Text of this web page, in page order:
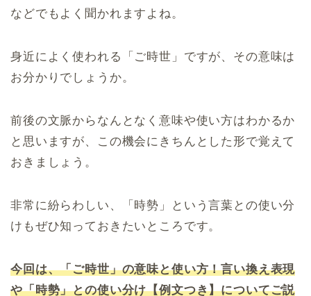
などでもよく聞かれますよね。
身近によく使われる「ご時世」ですが、その意味は
お分かりでしょうか。
前後の文脈からなんとなく意味や使い方はわかるか
と思いますが、この機会にきちんとした形で覚えて
おきましょう。
非常に紛らわしい、「時勢」という言葉との使い分
けもぜひ知っておきたいところです。
今回は、「ご時世」の意味と使い方！言い換え表現
や「時勢」との使い分け【例文つき】についてご説